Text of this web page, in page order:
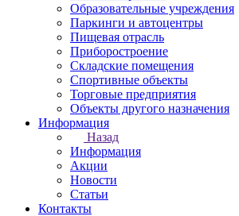
Образовательные учреждения
Паркинги и автоцентры
Пищевая отрасль
Приборостроение
Складские помещения
Спортивные объекты
Торговые предприятия
Объекты другого назначения
Информация
Назад
Информация
Акции
Новости
Статьи
Контакты